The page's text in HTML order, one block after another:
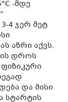
-მდე
4 ჯერ მეტ
აზრი აქვს.
დროს
და მისი
სტარტის